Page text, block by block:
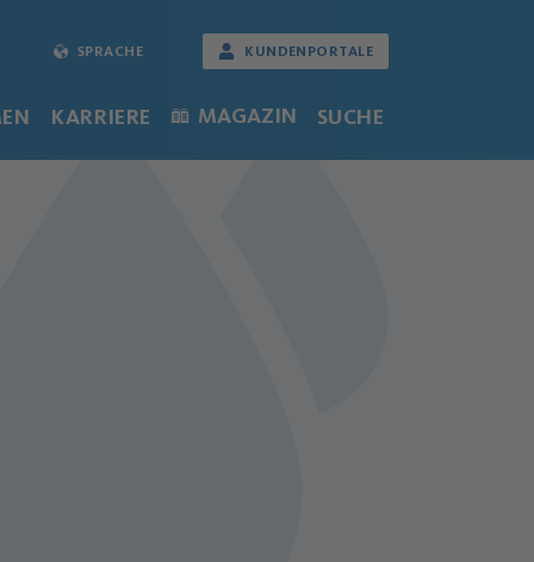
KARRIERE MAGAZIN SUCHE
SPRACHE KUNDENPORTALE